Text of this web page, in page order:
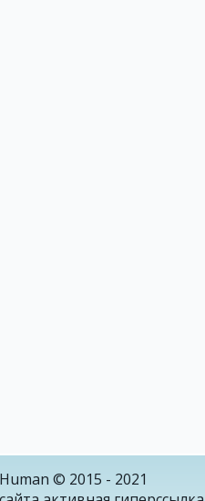
© 2015 - 2021